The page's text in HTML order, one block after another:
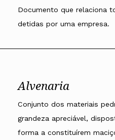
Documento que relaciona
detidas por uma empresa.
Alvenaria
Conjunto dos materiais
grandeza apreciável,
forma a constituírem